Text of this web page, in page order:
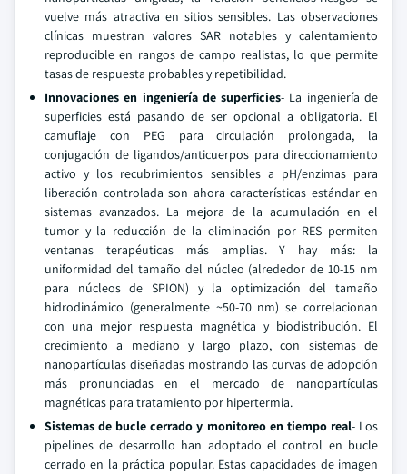
vuelve más atractiva en sitios sensibles. Las observaciones
clínicas muestran valores SAR notables y calentamiento
reproducible en rangos de campo realistas, lo que permite
tasas de respuesta probables y repetibilidad.
Innovaciones en ingeniería de superficies- La ingeniería de
superficies está pasando de ser opcional a obligatoria. El
camuflaje con PEG para circulación prolongada, la
conjugación de ligandos/anticuerpos para direccionamiento
activo y los recubrimientos sensibles a pH/enzimas para
liberación controlada son ahora características estándar en
sistemas avanzados. La mejora de la acumulación en el
tumor y la reducción de la eliminación por RES permiten
ventanas terapéuticas más amplias. Y hay más: la
uniformidad del tamaño del núcleo (alrededor de 10-15 nm
para núcleos de SPION) y la optimización del tamaño
hidrodinámico (generalmente ~50-70 nm) se correlacionan
con una mejor respuesta magnética y biodistribución. El
crecimiento a mediano y largo plazo, con sistemas de
nanopartículas diseñadas mostrando las curvas de adopción
más pronunciadas en el mercado de nanopartículas
magnéticas para tratamiento por hipertermia.
Sistemas de bucle cerrado y monitoreo en tiempo real- Los
pipelines de desarrollo han adoptado el control en bucle
cerrado en la práctica popular. Estas capacidades de imagen